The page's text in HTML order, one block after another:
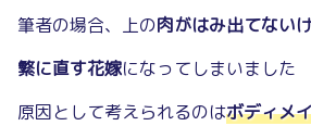
筆者の場合、上の肉がはみ出てない
繁に直す花嫁になってしまいました
原因として考えられるのはボディメ